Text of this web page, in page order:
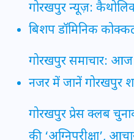
गोरखपुर न्यूज़:
बिशप डॉमिनिक
गोरखपुर समाचार: आज
नजर में जानें गोरखपुर
गोरखपुर प्रेस क्लब